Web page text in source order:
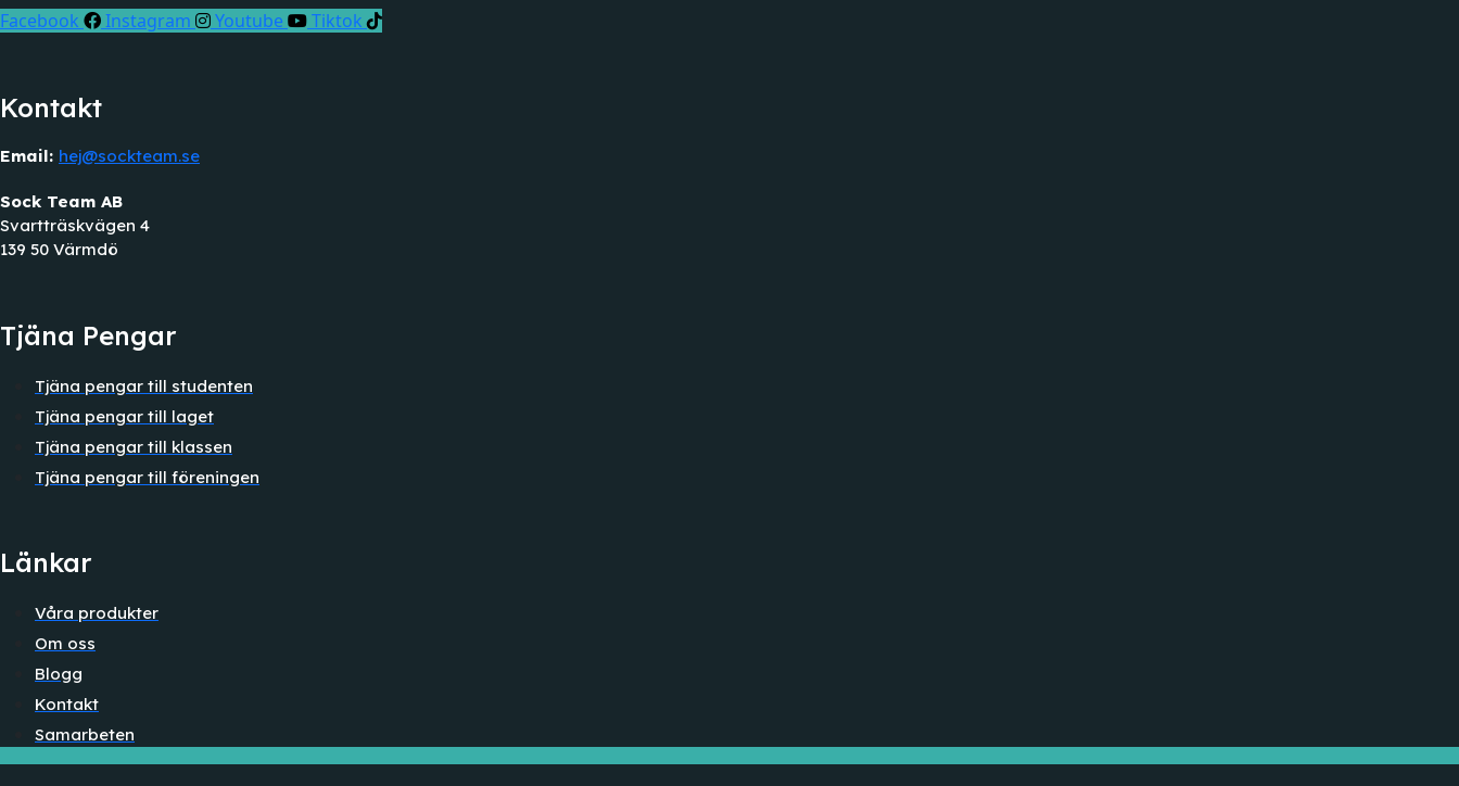
Facebook Instagram Youtube Tiktok
Kontakt
Email: hej@sockteam.se
Sock Team AB
Svartträskvägen 4
139 50 Värmdö
Tjäna Pengar
Tjäna pengar till studenten
Tjäna pengar till laget
Tjäna pengar till klassen
Tjäna pengar till föreningen
Länkar
Våra produkter
Om oss
Blogg
Kontakt
Samarbeten